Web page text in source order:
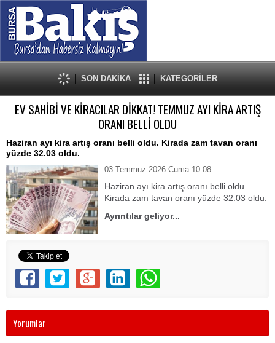
SON DAKİKA KATEGORİLER
EV SAHİBİ VE KİRACILAR DİKKAT! TEMMUZ AYI KİRA ARTIŞ
ORANI BELLİ OLDU
Haziran ayı kira artış oranı belli oldu. Kirada zam tavan oranı
yüzde 32.03 oldu.
03 Temmuz 2026 Cuma 10:08
Haziran ayı kira artış oranı belli oldu.
Kirada zam tavan oranı yüzde 32.03 oldu.
Ayrıntılar geliyor...
Yorumlar